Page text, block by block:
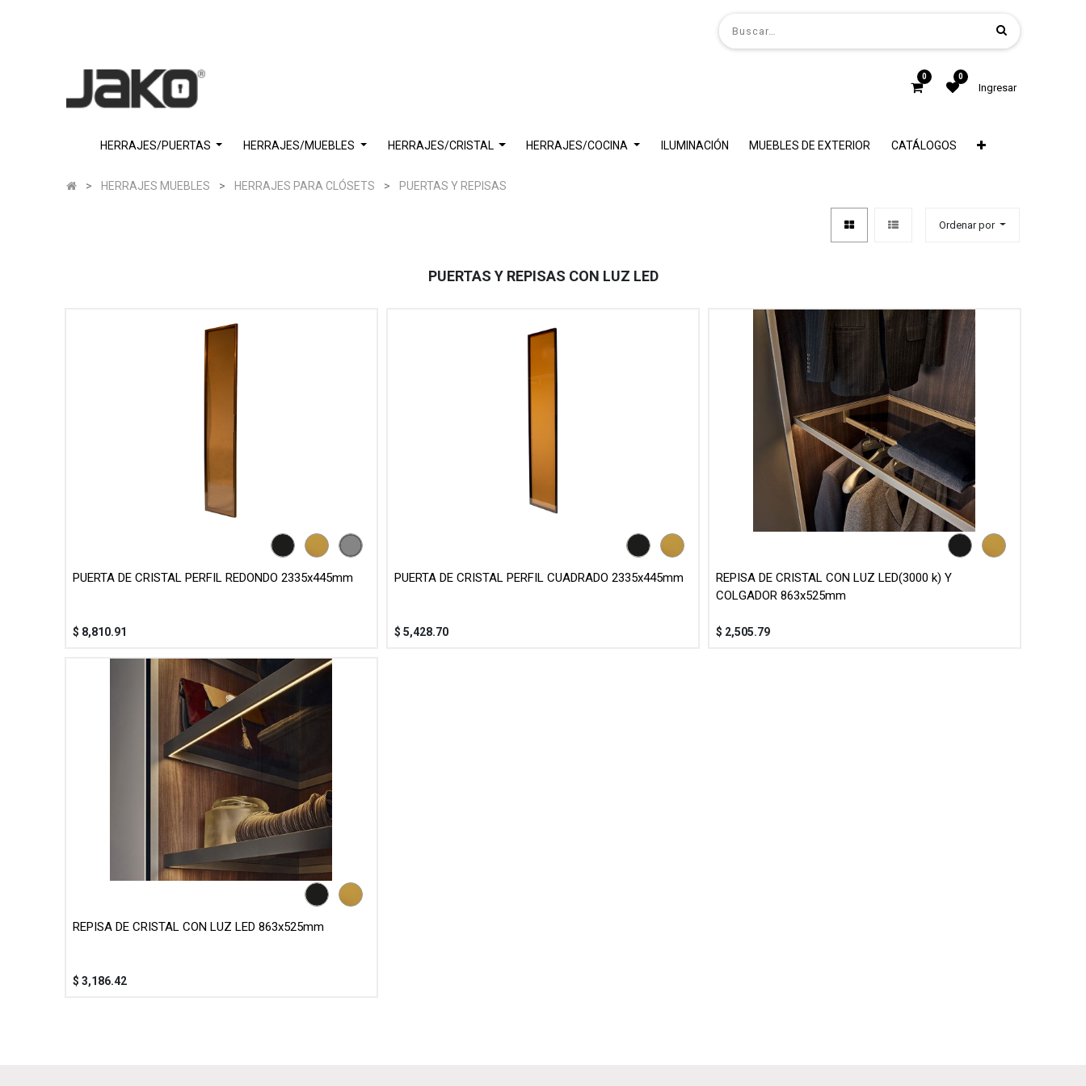
0 0
Ingresar
HERRAJES/PUERTAS HERRAJES/MUEBLES HERRAJES/CRISTAL HERRAJES/COCINA ILUMINACIÓN MUEBLES DE EXTERIOR CATÁLOGOS
HERRAJES MUEBLES HERRAJES PARA CLÓSETS PUERTAS Y REPISAS
Ordenar por
PUERTAS Y REPISAS CON LUZ LED
PUERTA DE CRISTAL PERFIL REDONDO 2335x445mm
$ 8,810.91
PUERTA DE CRISTAL PERFIL CUADRADO 2335x445mm
$ 5,428.70
REPISA DE CRISTAL CON LUZ LED(3000 k) Y
COLGADOR 863x525mm
$ 2,505.79
REPISA DE CRISTAL CON LUZ LED 863x525mm
$ 3,186.42